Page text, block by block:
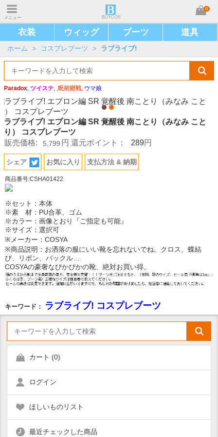
メニュー BUYCOS
0
衣装 ウィッグ ブーツ 道具
ホーム > コスプレブーツ > ラブライブ!
Paradox, ツイステ, ,呪術廻戦, ウマ娘
ラブライブ! エプロン編 SR 覚醒後 南ことり（みなみ こと
り） コスプレブーツ
販売価格:
5,799 円 還元ポイント： 289円
シェア お気に入り 支払方法 & 納期
商品番号:CSHA01422
※セット：本体
※素 材：PU合革、ゴム
※カラー：画像とおり『ご指定も可能』
※サイズ：選択可
※メーカー：COSYA
※商品説明：お洒落の服にいい靴を忘れないでね。クロス、蝶結
び、リボン、バックル…
COSYAの豪奢なぴかぴかの靴、絶対お買い得。
キーワード： ラブライブ! コスプレブーツ
カート (0)
ログイン
ほしいものリスト
最近チェックした商品